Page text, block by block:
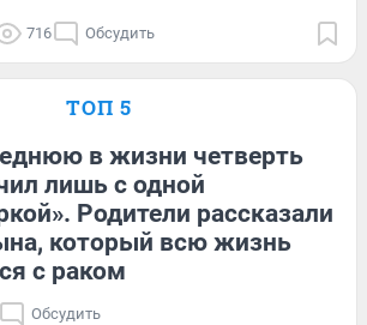
716 Обсудить
ТОП 5
в жизни четверть
лишь с одной
Родители рассказали
который всю жизнь
с раком
Обсудить